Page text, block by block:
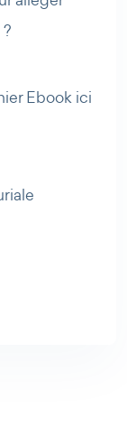
Ebook ici